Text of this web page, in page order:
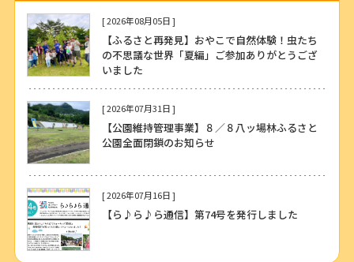
[ 2026年08月05日 ]
【ふるさと再発見】おやこで自然体験！虫たち
の不思議な世界「夏編」ご参加ありがとうござ
いました
[ 2026年07月31日 ]
【公園維持管理事業】８／８八ッ場林ふるさと
公園全面閉鎖のお知らせ
[ 2026年07月16日 ]
【ら♪ら♪ら通信】第74号を発行しました